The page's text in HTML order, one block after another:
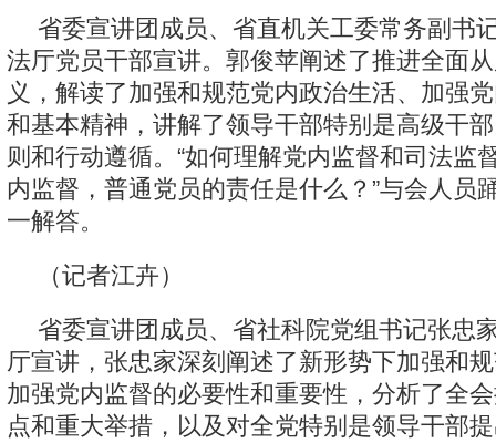
省委宣讲团成员、省直机关工委常务副书
法厅党员干部宣讲。郭俊苹阐述了推进全面
义，解读了加强和规范党内政治生活、加强
和基本精神，讲解了领导干部特别是高级干
则和行动遵循。“如何理解党内监督和司法监
内监督，普通党员的责任是什么？”与会人员
一解答。
（记者江卉）
省委宣讲团成员、省社科院党组书记张忠
厅宣讲，张忠家深刻阐述了新形势下加强和
加强党内监督的必要性和重要性，分析了全
点和重大举措，以及对全党特别是领导干部